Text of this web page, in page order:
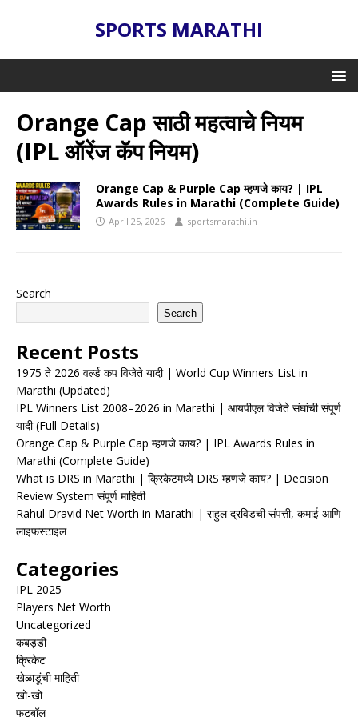
SPORTS MARATHI
Orange Cap साठी महत्वाचे नियम
(IPL ऑरेंज कॅप नियम)
Orange Cap & Purple Cap म्हणजे काय? | IPL
Awards Rules in Marathi (Complete Guide)
April 25, 2026 sportsmarathi.in
Search
Search
Recent Posts
1975 ते 2026 वर्ल्ड कप विजेते यादी | World Cup Winners List in
Marathi (Updated)
IPL Winners List 2008–2026 in Marathi | आयपीएल विजेते संघांची संपूर्ण
यादी (Full Details)
Orange Cap & Purple Cap म्हणजे काय? | IPL Awards Rules in
Marathi (Complete Guide)
What is DRS in Marathi | क्रिकेटमध्ये DRS म्हणजे काय? | Decision
Review System संपूर्ण माहिती
Rahul Dravid Net Worth in Marathi | राहुल द्रविडची संपत्ती, कमाई आणि
लाइफस्टाइल
Categories
IPL 2025
Players Net Worth
Uncategorized
कबड्डी
क्रिकेट
खेळाडूंची माहिती
खो-खो
फुटबॉल